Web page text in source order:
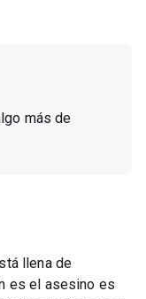
más de
llena de
es el asesino es